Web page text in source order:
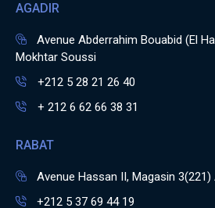
AGADIR
Avenue Abderrahim Bouabid (El
Mokhtar Soussi
+212 5 28 21 26 40
+ 212 6 62 66 38 31
RABAT
Avenue Hassan II, Magasin 3(221)
+212 5 37 69 44 19